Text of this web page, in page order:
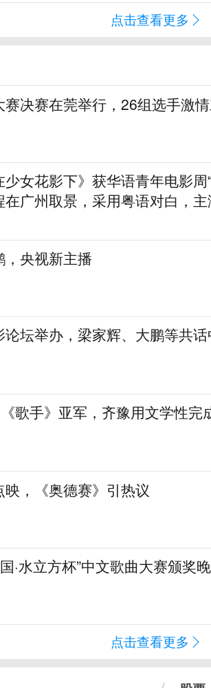
点击查看更多
决赛在莞举行，26组选手激
女花影下》获华语青年电影周
广州取景，采用粤语对白，
央视新主播
坛举办，梁家辉、大鹏等共
歌手》亚军，齐豫用文学性完
，《奥德赛》引热议
·水立方杯”中文歌曲大赛颁奖
点击查看更多